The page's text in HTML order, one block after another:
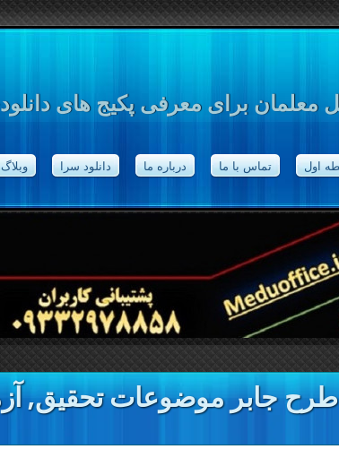
معلمان برای معرفی پکیج های
وبلاگ دانلود سرا درباره ما تماس با ما اول
طرح جابر موضوعات تحقیق,